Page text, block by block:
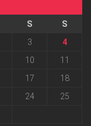
S
S
3
4
10
11
17
18
24
25